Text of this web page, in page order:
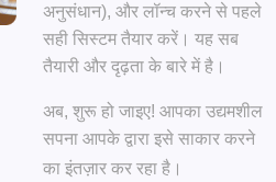
अनुसंधान), और लॉन्च करने से पहले
सही सिस्टम तैयार करें। यह सब
तैयारी और दृढ़ता के बारे में है।
अब, शुरू हो जाइए! आपका उद्यमशील
सपना आपके द्वारा इसे साकार करने
का इंतज़ार कर रहा है।